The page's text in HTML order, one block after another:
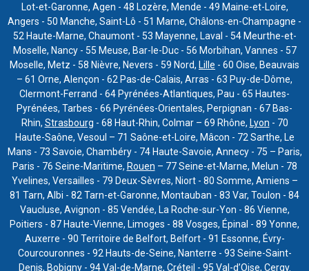
Lot-et-Garonne, Agen - 48 Lozère, Mende - 49 Maine-et-Loire,
Angers - 50 Manche, Saint-Lô - 51 Marne, Châlons-en-Champagne -
52 Haute-Marne, Chaumont - 53 Mayenne, Laval - 54 Meurthe-et-
Moselle, Nancy - 55 Meuse, Bar-le-Duc - 56 Morbihan, Vannes - 57
Moselle, Metz - 58 Nièvre, Nevers - 59 Nord, Lille - 60 Oise, Beauvais
– 61 Orne, Alençon - 62 Pas-de-Calais, Arras - 63 Puy-de-Dôme,
Clermont-Ferrand - 64 Pyrénées-Atlantiques, Pau - 65 Hautes-
Pyrénées, Tarbes - 66 Pyrénées-Orientales, Perpignan - 67 Bas-
Rhin, Strasbourg - 68 Haut-Rhin, Colmar – 69 Rhône, Lyon - 70
Haute-Saône, Vesoul – 71 Saône-et-Loire, Mâcon - 72 Sarthe, Le
Mans - 73 Savoie, Chambéry - 74 Haute-Savoie, Annecy - 75 – Paris,
Paris - 76 Seine-Maritime, Rouen – 77 Seine-et-Marne, Melun - 78
Yvelines, Versailles - 79 Deux-Sèvres, Niort - 80 Somme, Amiens –
81 Tarn, Albi - 82 Tarn-et-Garonne, Montauban - 83 Var, Toulon - 84
Vaucluse, Avignon - 85 Vendée, La Roche-sur-Yon - 86 Vienne,
Poitiers - 87 Haute-Vienne, Limoges - 88 Vosges, Épinal - 89 Yonne,
Auxerre - 90 Territoire de Belfort, Belfort - 91 Essonne, Évry-
Courcouronnes - 92 Hauts-de-Seine, Nanterre - 93 Seine-Saint-
Denis, Bobigny - 94 Val-de-Marne, Créteil - 95 Val-d’Oise, Cergy.